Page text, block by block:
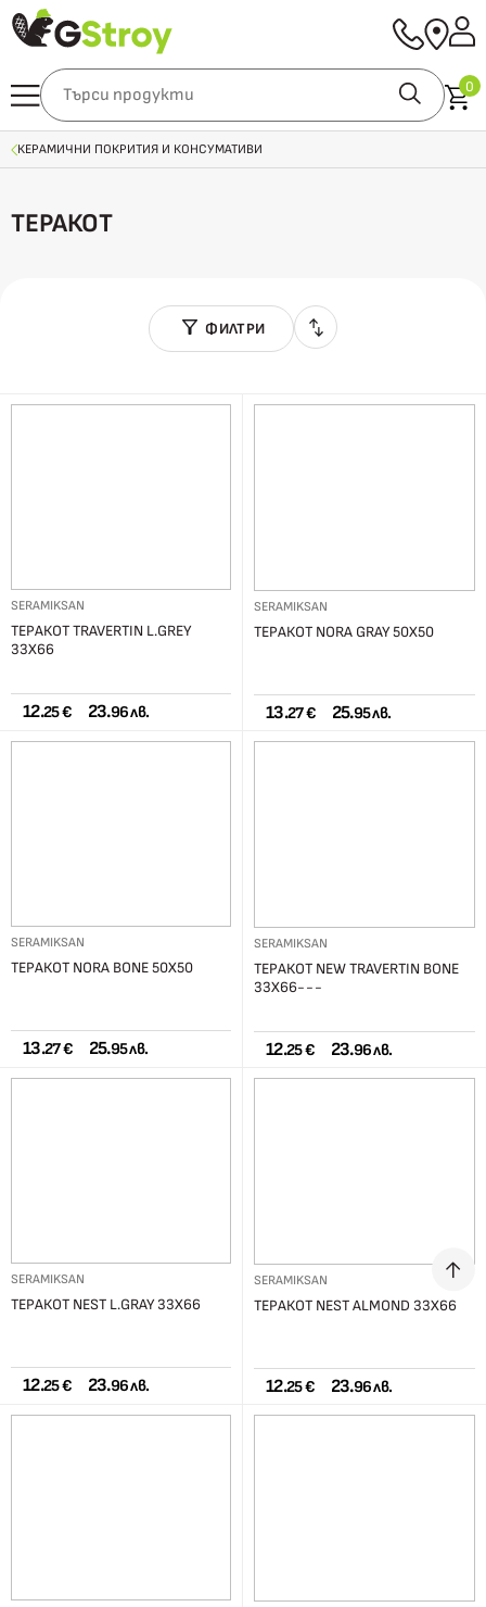
0
КЕРАМИЧНИ ПОКРИТИЯ И КОНСУМАТИВИ
ТЕРАКОТ
ФИЛТРИ
SERAMIKSAN
ТЕРАКОТ TRAVERTIN L.GREY
33X66
12.25 € 23.96 лв.
SERAMIKSAN
ТЕРАКОТ NORA GRAY 50X50
13.27 € 25.95 лв.
SERAMIKSAN
ТЕРАКОТ NORA BONE 50X50
13.27 € 25.95 лв.
SERAMIKSAN
ТЕРАКОТ NEW TRAVERTIN BONE
33X66---
12.25 € 23.96 лв.
SERAMIKSAN
ТЕРАКОТ NEST L.GRAY 33X66
12.25 € 23.96 лв.
SERAMIKSAN
ТЕРАКОТ NEST ALMOND 33X66
12.25 € 23.96 лв.